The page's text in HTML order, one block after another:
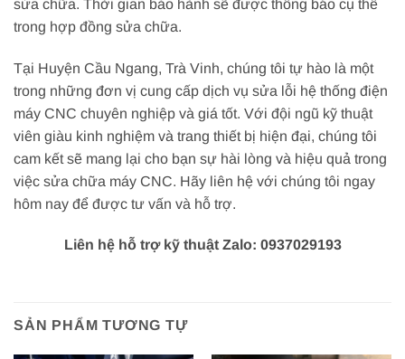
sửa chữa. Thời gian bảo hành sẽ được thông báo cụ thể
trong hợp đồng sửa chữa.
Tại Huyện Cầu Ngang, Trà Vinh, chúng tôi tự hào là một
trong những đơn vị cung cấp dịch vụ sửa lỗi hệ thống điện
máy CNC chuyên nghiệp và giá tốt. Với đội ngũ kỹ thuật
viên giàu kinh nghiệm và trang thiết bị hiện đại, chúng tôi
cam kết sẽ mang lại cho bạn sự hài lòng và hiệu quả trong
việc sửa chữa máy CNC. Hãy liên hệ với chúng tôi ngay
hôm nay để được tư vấn và hỗ trợ.
Liên hệ hỗ trợ kỹ thuật Zalo: 0937029193
SẢN PHẨM TƯƠNG TỰ